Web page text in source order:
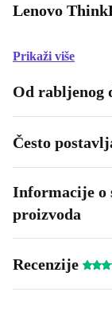
Lenovo
Prikaži više
Od rabljenog
Često
Informacije o
proizvoda
Recenzije